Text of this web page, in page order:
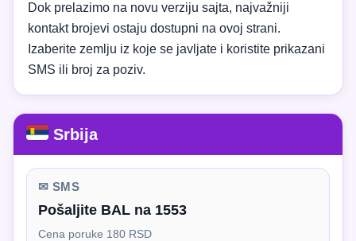
Dok prelazimo na novu verziju sajta, najvažniji
kontakt brojevi ostaju dostupni na ovoj strani.
Izaberite zemlju iz koje se javljate i koristite prikazani
SMS ili broj za poziv.
Srbija
✉ SMS
Pošaljite BAL na 1553
Cena poruke 180 RSD